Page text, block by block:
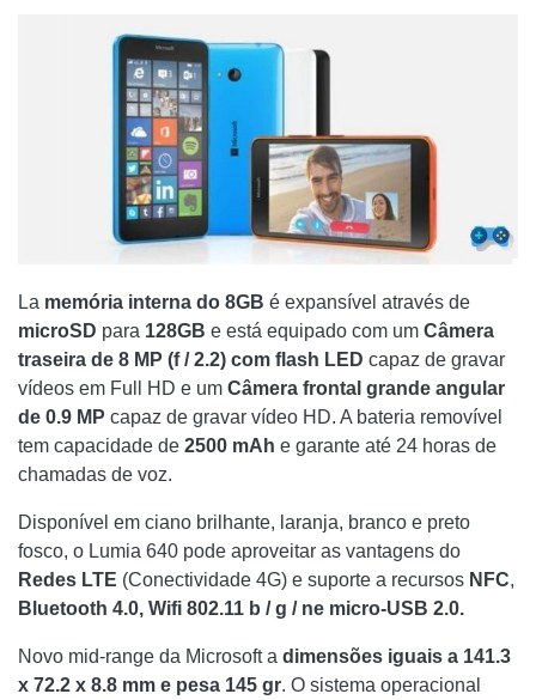
La memória interna do 8GB é expansível através de
microSD para 128GB e está equipado com um Câmera
traseira de 8 MP (f / 2.2) com flash LED capaz de gravar
vídeos em Full HD e um Câmera frontal grande angular
de 0.9 MP capaz de gravar vídeo HD. A bateria removível
tem capacidade de 2500 mAh e garante até 24 horas de
chamadas de voz.
Disponível em ciano brilhante, laranja, branco e preto
fosco, o Lumia 640 pode aproveitar as vantagens do
Redes LTE (Conectividade 4G) e suporte a recursos NFC,
Bluetooth 4.0, Wifi 802.11 b / g / ne micro-USB 2.0.
Novo mid-range da Microsoft a dimensões iguais a 141.3
x 72.2 x 8.8 mm e pesa 145 gr. O sistema operacional